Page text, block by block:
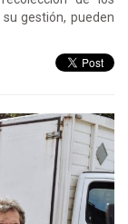
gestión, pueden